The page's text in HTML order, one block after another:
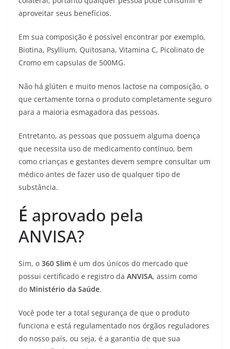
aproveitar seus benefícios.
Em sua composição é possível encontrar por exemplo,
Biotina, Psyllium, Quitosana, Vitamina C, Picolinato de
Cromo em capsulas de 500MG.
Não há glúten e muito menos lactose na composição, o
que certamente torna o produto completamente seguro
para a maioria esmagadora das pessoas.
Entretanto, as pessoas que possuem alguma doença
que necessita uso de medicamento contínuo, bem
como crianças e gestantes devem sempre consultar um
médico antes de fazer uso de qualquer tipo de
substância.
É aprovado pela
ANVISA?
Sim, o 360 Slim é um dos únicos do mercado que
possui certificado e registro da ANVISA, assim como
do Ministério da Saúde.
Você pode ter a total segurança de que o produto
funciona e está regulamentado nos órgãos reguladores
do nosso país, ou seja, é a garantia de que sua